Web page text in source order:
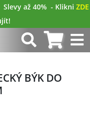
Slevy až 40% - Klikni ZDE
BÝK DO